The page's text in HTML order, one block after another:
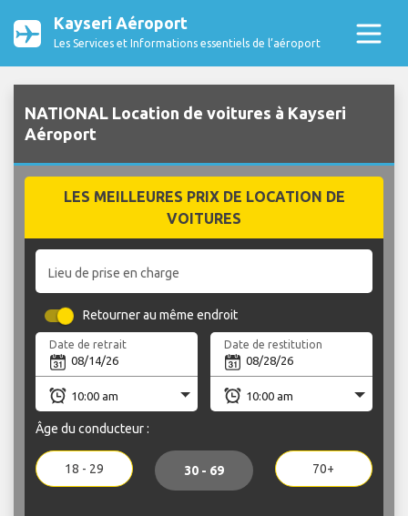
Kayseri Aéroport
Les Services et Informations essentiels de l’aéroport
NATIONAL Location de voitures à Kayseri
Aéroport
LES MEILLEURES PRIX DE LOCATION DE
VOITURES
Lieu de prise en charge
Retourner au même endroit
Date de retrait Date de restitution
Âge du conducteur :
18 - 29 30 - 69 70+